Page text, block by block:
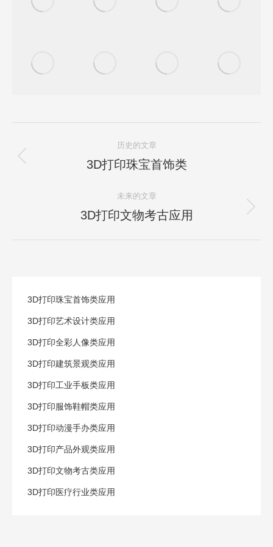
目
历史的文章
上
项
目：
3D打印珠宝首饰类
未来的文章
下
3D打印文物考古应用
3D打印珠宝首饰类应用
3D打印艺术设计类应用
3D打印全彩人像类应用
3D打印建筑景观类应用
3D打印工业手板类应用
3D打印服饰鞋帽类应用
3D打印动漫手办类应用
3D打印产品外观类应用
3D打印文物考古类应用
3D打印医疗行业类应用